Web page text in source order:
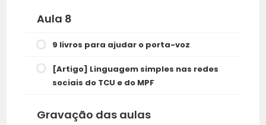
Aula 8
9 livros para ajudar o porta-voz
[Artigo] Linguagem simples nas redes
sociais do TCU e do MPF
Gravação das aulas